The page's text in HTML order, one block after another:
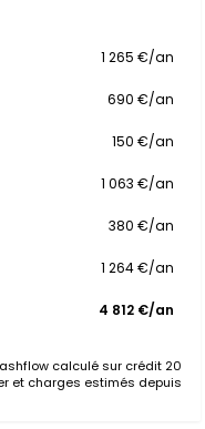
1 265 €/an
690 €/an
150 €/an
1 063 €/an
380 €/an
1 264 €/an
4 812 €/an
calculé sur crédit 20
et charges estimés depuis